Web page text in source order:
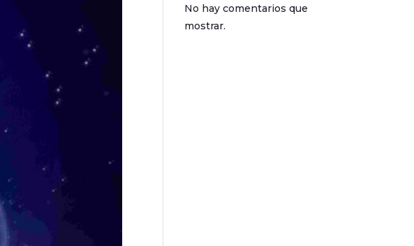
No hay comentarios que
mostrar.